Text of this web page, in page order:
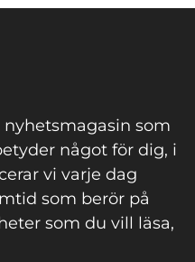
som
något för dig, i
vi varje dag
som berör på
som du vill läsa,